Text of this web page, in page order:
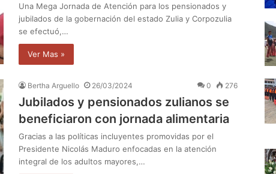
Una Mega Jornada de Atención para los pensionados y
jubilados de la gobernación del estado Zulia y Corpozulia
se efectuó,…
Ver Mas »
Bertha Arguello 26/03/2024 0 276
Jubilados y pensionados zulianos se
beneficiaron con jornada alimentaria
Gracias a las políticas incluyentes promovidas por el
Presidente Nicolás Maduro enfocadas en la atención
integral de los adultos mayores,…